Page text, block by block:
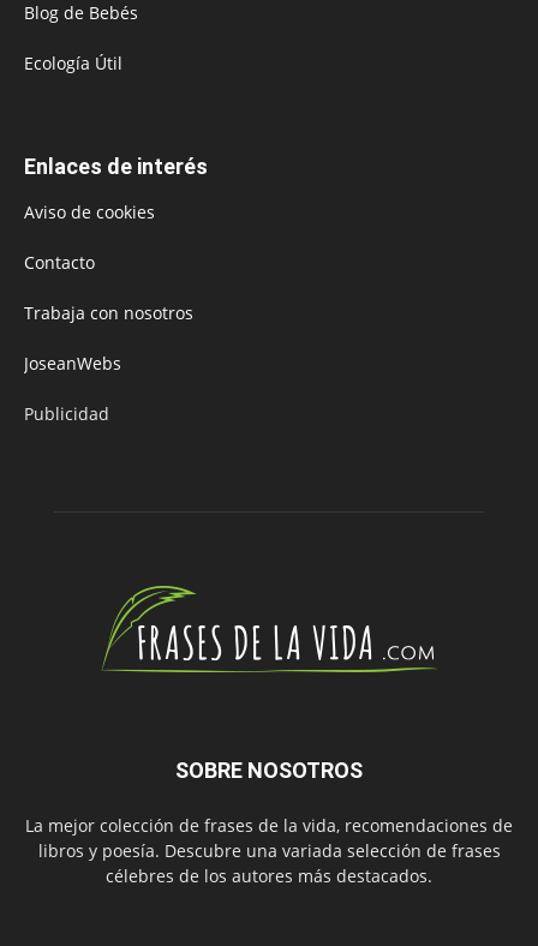
Blog de Bebés
Ecología Útil
Enlaces de interés
Aviso de cookies
Contacto
Trabaja con nosotros
JoseanWebs
Publicidad
SOBRE NOSOTROS
La mejor colección de frases de la vida, recomendaciones de
libros y poesía. Descubre una variada selección de frases
célebres de los autores más destacados.